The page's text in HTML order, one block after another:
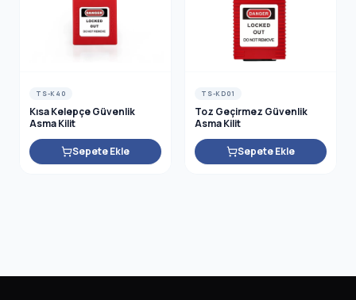
TS-K40
Kısa Kelepçe Güvenlik
Asma Kilit
Sepete Ekle
TS-KD01
Toz Geçirmez Güvenlik
Asma Kilit
Sepete Ekle